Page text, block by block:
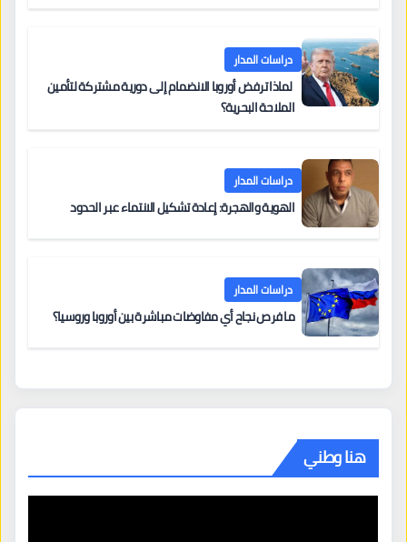
دراسات المدار
لماذا ترفض أوروبا الانضمام إلى دورية مشتركة لتأمين
الملاحة البحرية؟
دراسات المدار
الهوية والهجرة: إعادة تشكيل الانتماء عبر الحدود
دراسات المدار
ما فرص نجاح أي مفاوضات مباشرة بين أوروبا وروسيا؟
هنا وطني